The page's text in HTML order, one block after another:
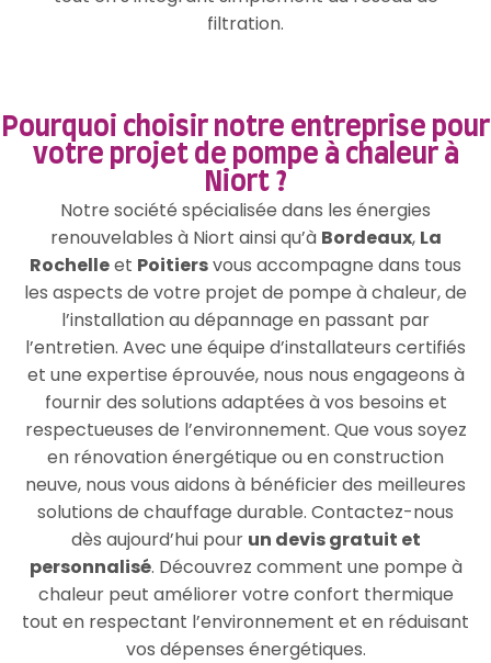
filtration.
Pourquoi choisir notre entreprise pour
votre projet de pompe à chaleur à
Niort ?
Notre société spécialisée dans les énergies
renouvelables à Niort ainsi qu’à Bordeaux, La
Rochelleet Poitiersvous accompagne dans tous
les aspects de votre projet de pompe à chaleur, de
l’installation au dépannage en passant par
l’entretien. Avec une équipe d’installateurs certifiés
et une expertise éprouvée, nous nous engageons à
fournir des solutions adaptées à vos besoins et
respectueuses de l’environnement. Que vous soyez
en rénovation énergétique ou en construction
neuve, nous vous aidons à bénéficier des meilleures
solutions de chauffage durable. Contactez-nous
dès aujourd’hui pour un devis gratuit et
personnalisé. Découvrez comment une pompe à
chaleur peut améliorer votre confort thermique
tout en respectant l’environnement et en réduisant
vos dépenses énergétiques.